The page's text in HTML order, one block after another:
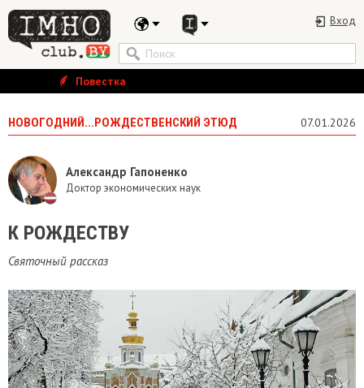
Вход
Повестка
НОВОГОДНИЙ...РОЖДЕСТВЕНСКИЙ ЭТЮД 07.01.2026
Александр Гапоненко
Доктор экономических наук
К РОЖДЕСТВУ
Святочный рассказ